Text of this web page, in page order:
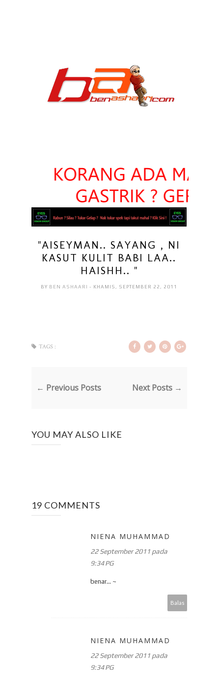
"AISEYMAN.. SAYANG , NI
KASUT KULIT BABI LAA..
HAISHH.. "
BY BEN ASHAARI- KHAMIS, SEPTEMBER 22, 2011
TAGS :
← Previous Posts Next Posts →
YOU MAY ALSO LIKE
19 COMMENTS
NIENA MUHAMMAD
22 September 2011 pada
9:34 PG
benar... ~
Balas
NIENA MUHAMMAD
22 September 2011 pada
9:34 PG